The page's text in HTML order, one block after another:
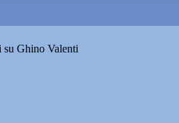
su Ghino Valenti